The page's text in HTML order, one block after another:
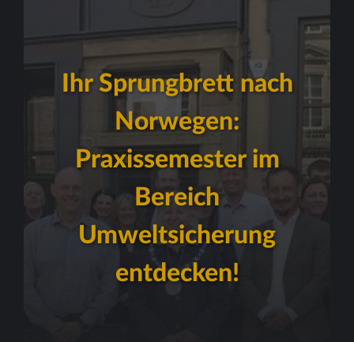
Ihr Sprungbrett nach
Norwegen:
Praxissemester im
Bereich
Umweltsicherung
entdecken!